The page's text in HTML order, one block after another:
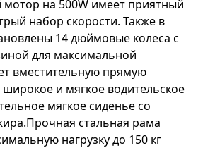
на 500W имеет приятный
набор скорости. Также в
14 дюймовые колеса с
для максимальной
вместительную прямую
и мягкое водительское
мягкое сиденье со
стальная рама
нагрузку до 150 кг